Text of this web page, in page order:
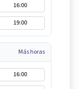
16:00
19:00
Más horas
16:00